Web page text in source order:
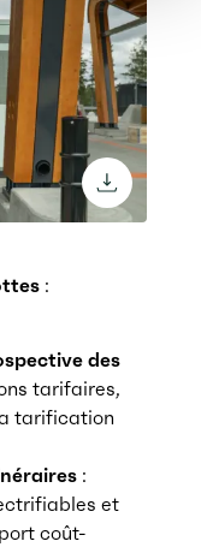
:
des
tarifaires,
tarification
:
et
coût-